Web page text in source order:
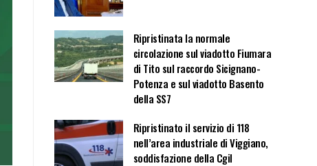
Ripristinata la normale
circolazione sul viadotto Fiumara
di Tito sul raccordo Sicignano-
Potenza e sul viadotto Basento
della SS7
Ripristinato il servizio di 118
nell’area industriale di Viggiano,
soddisfazione della Cgil